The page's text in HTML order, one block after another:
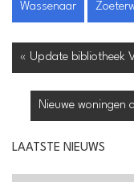
Wassenaar
« Update bibliotheek
Nieuwe woningen
LAATSTE NIEUWS